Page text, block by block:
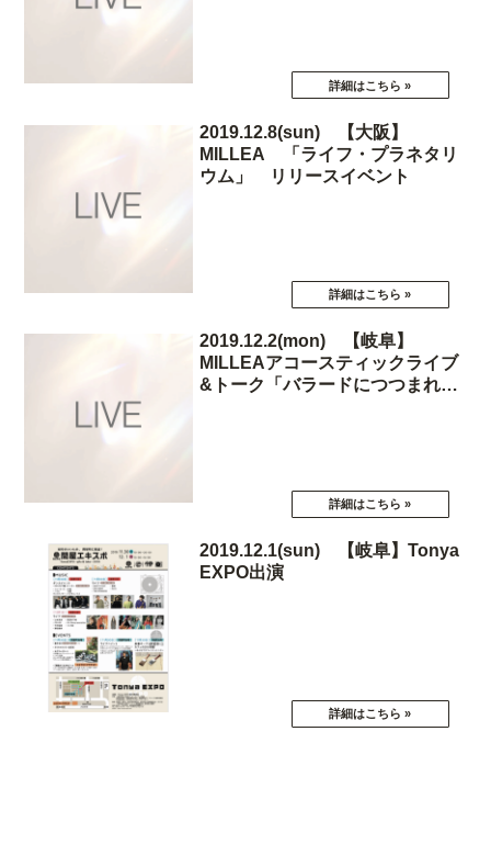
2019.12.8(sun) 【大阪】
MILLEA 「ライフ・プラネタリ
ウム」 リリースイベント
2019.12.2(mon) 【岐阜】
MILLEAアコースティックライブ
&トーク「バラードにつつまれて
2019.12.1(sun) 【岐阜】Tonya
EXPO出演